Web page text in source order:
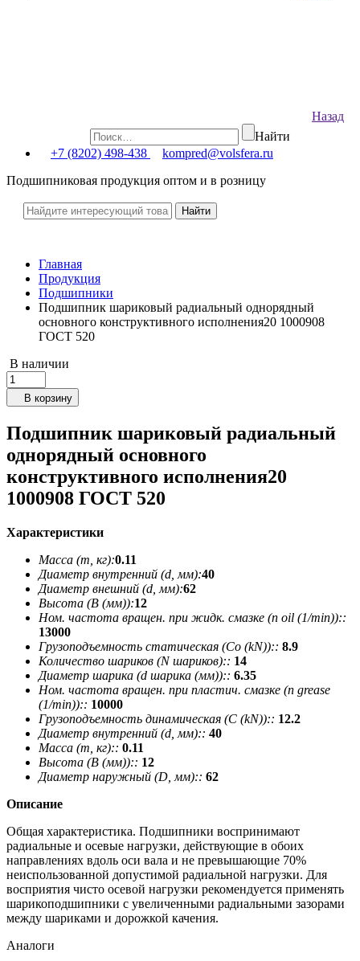
Назад
Найти
+7 (8202) 498-438
kompred@volsfera.ru
Подшипниковая продукция оптом и в розницу
Главная
Продукция
Подшипники
Подшипник шариковый радиальный однорядный
основного конструктивного исполнения20 1000908
ГОСТ 520
В наличии
В корзину
Подшипник шариковый радиальный
однорядный основного
конструктивного исполнения20
1000908 ГОСТ 520
Характеристики
Масса (m, кг):0.11
Диаметр внутренний (d, мм):40
Диаметр внешний (d, мм):62
Высота (В (мм)):12
Ном. частота вращен. при жидк. смазке (n oil (1/min))::
13000
Грузоподъемность статическая (Co (kN)):: 8.9
Количество шариков (N шариков):: 14
Диаметр шарика (d шарика (мм)):: 6.35
Ном. частота вращен. при пластич. смазке (n grease
(1/min)):: 10000
Грузоподъемность динамическая (C (kN)):: 12.2
Диаметр внутренний (d, мм):: 40
Масса (m, кг):: 0.11
Высота (В (мм)):: 12
Диаметр наружный (D, мм):: 62
Описание
Общая характеристика. Подшипники воспринимают
радиальные и осевые нагрузки, действующие в обоих
направлениях вдоль оси вала и не превышающие 70%
неиспользованной допустимой радиальной нагрузки. Для
восприятия чисто осевой нагрузки рекомендуется применять
шарикоподшипники с увеличенными радиальными зазорами
между шариками и дорожкой качения.
Аналоги